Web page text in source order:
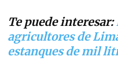
Te puede interesar:
agricultores de
estanques de mil